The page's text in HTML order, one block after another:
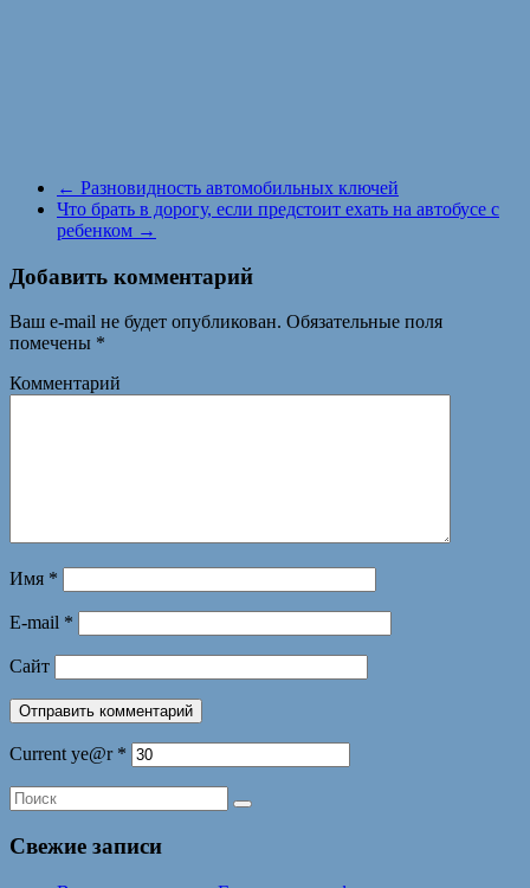
← Разновидность автомобильных ключей
Что брать в дорогу, если предстоит ехать на автобусе с
ребенком →
Добавить комментарий
Ваш e-mail не будет опубликован. Обязательные поля
помечены *
Комментарий
Имя *
E-mail *
Сайт
Current ye@r *
Свежие записи